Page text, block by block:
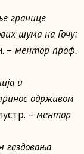
границе
шума на Гочу:
– ментор проф.
и
одрживом
– ментор
газдовања